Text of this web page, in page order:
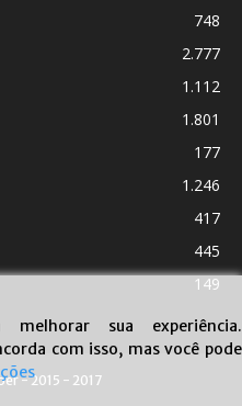
748
2.777
1.112
1.801
177
1.246
417
445
149
- 2015 - 2017
sua experiência.
com isso, mas você pode